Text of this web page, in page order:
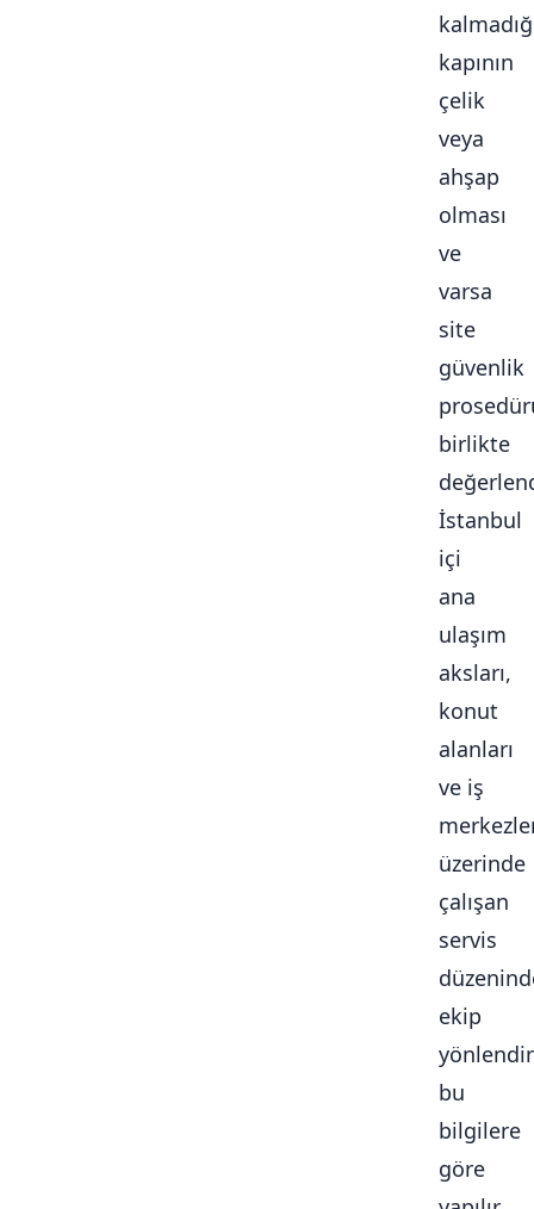
kapının
çelik
veya
ahşap
olması
ve
varsa
site
güvenlik
birlikte
İstanbul
içi
ana
ulaşım
aksları,
konut
alanları
ve iş
üzerinde
çalışan
servis
ekip
bu
bilgilere
göre